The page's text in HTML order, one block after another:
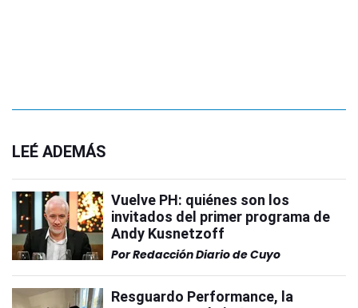
LEÉ ADEMÁS
Vuelve PH: quiénes son los
invitados del primer programa de
Andy Kusnetzoff
PorRedacción Diario de Cuyo
Resguardo Performance, la